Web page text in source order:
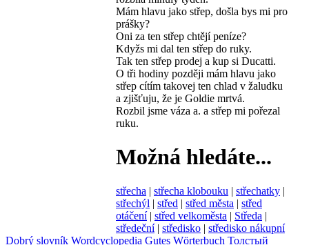
Mám hlavu jako střep, došla bys mi pro
prášky?
Oni za ten střep chtějí peníze?
Kdyžs mi dal ten střep do ruky.
Tak ten střep prodej a kup si Ducatti.
O tři hodiny později mám hlavu jako
střep cítím takovej ten chlad v žaludku
a zjišťuju, že je Goldie mrtvá.
Rozbil jsme váza a. a střep mi pořezal
ruku.
Možná hledáte...
střecha | střecha klobouku | střechatky |
střechýl | střed | střed města | střed
otáčení | střed velkoměsta | Středa |
středeční | středisko | středisko nákupní
Dobrý slovník Wordcyclopedia Gutes Wörterbuch Толстый